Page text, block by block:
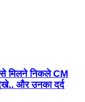
से मिलने निकले CM
और उनका दर्द